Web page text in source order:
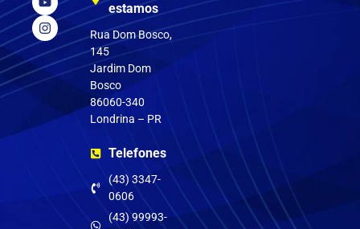
estamos
Rua Dom Bosco,
145
Jardim Dom
Bosco
86060-340
Londrina – PR
Telefones
(43) 3347-
0606
(43) 99993-